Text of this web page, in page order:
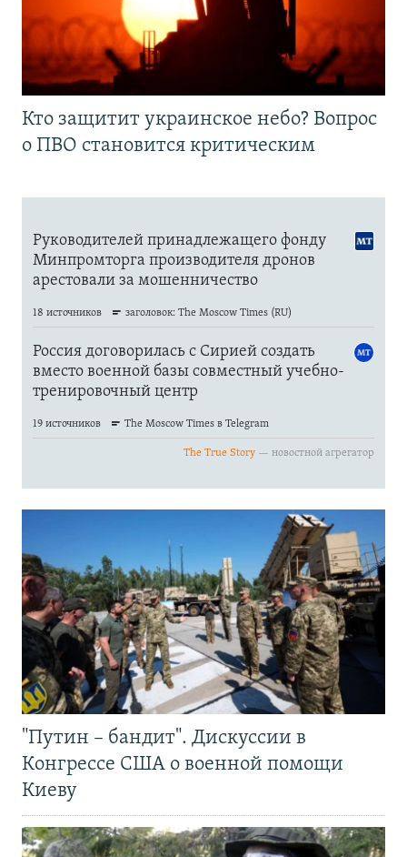
Кто защитит украинское небо? Вопрос
о ПВО становится критическим
"Путин – бандит". Дискуссии в
Конгрессе США о военной помощи
Киеву